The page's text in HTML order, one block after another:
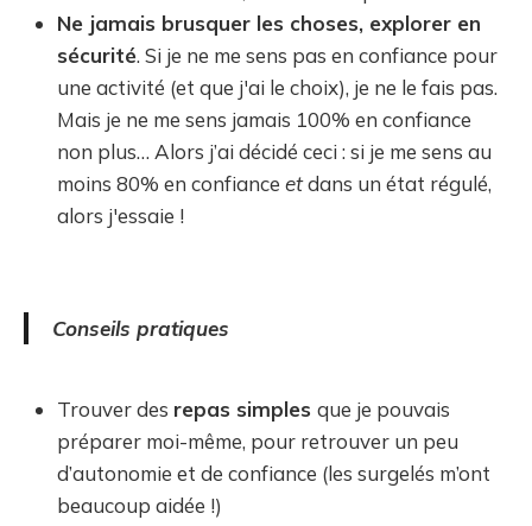
Ne jamais brusquer les choses, explorer en
sécurité. Si je ne me sens pas en confiance pour
une activité (et que j'ai le choix), je ne le fais pas.
Mais je ne me sens jamais 100% en confiance
non plus… Alors j’ai décidé ceci : si je me sens au
moins 80% en confiance etdans un état régulé,
alors j'essaie !
Conseils pratiques
Trouver des repas simples que je pouvais
préparer moi-même, pour retrouver un peu
d’autonomie et de confiance (les surgelés m’ont
beaucoup aidée !)